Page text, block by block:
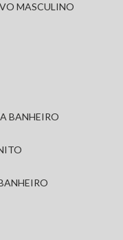
MASCULINO
BANHEIRO